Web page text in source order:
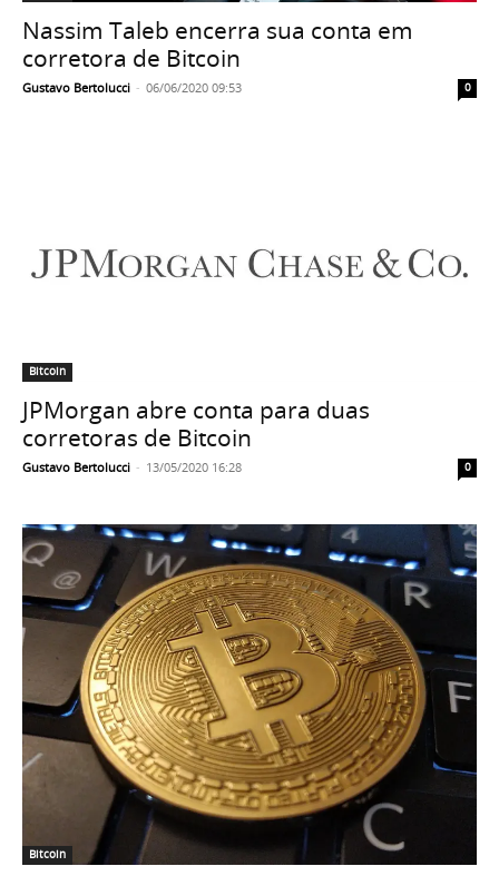
Nassim Taleb encerra sua conta em
corretora de Bitcoin
Gustavo Bertolucci - 06/06/2020 09:53 0
Bitcoin
JPMorgan abre conta para duas
corretoras de Bitcoin
Gustavo Bertolucci - 13/05/2020 16:28 0
Bitcoin